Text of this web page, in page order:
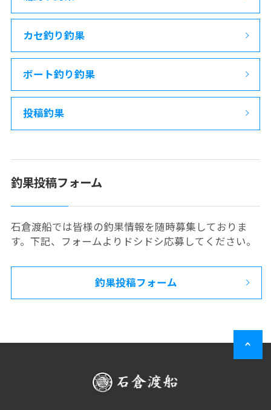
カセ釣り釣果
ボート釣り釣果
投稿釣果
釣果投稿フォーム
石倉渡船では皆様の釣果情報を随時募集しておりま
す。下記、フォームよりドシドシ応募してください。
釣果投稿フォーム